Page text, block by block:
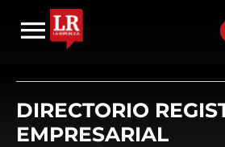
DIRECTORIO
EMPRESARIAL